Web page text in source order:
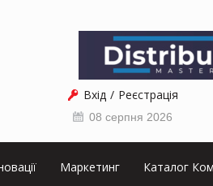
Вхід Реєстрація
08 серпня 2026
Маркетинг Каталог